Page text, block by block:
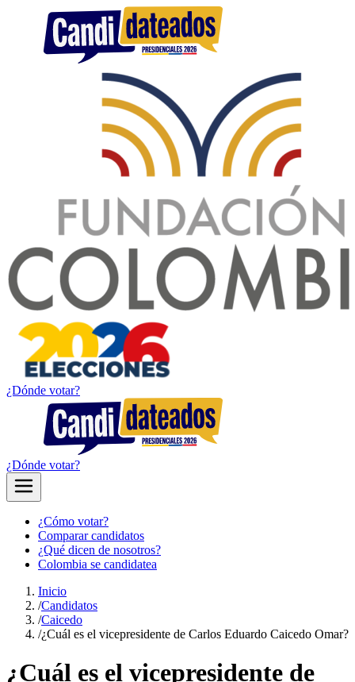
¿Dónde votar?
¿Dónde votar?
¿Cómo votar?
Comparar candidatos
¿Qué dicen de nosotros?
Colombia se candidatea
Inicio
/Candidatos
/Caicedo
/¿Cuál es el vicepresidente de Carlos Eduardo Caicedo Omar?
¿Cuál es el vicepresidente de